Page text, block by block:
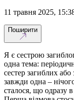
11 травня 2025,
Поширити
Я є сестрою
одна тема:
сестер загиблих або
завжди одна –
сталося, що одразу